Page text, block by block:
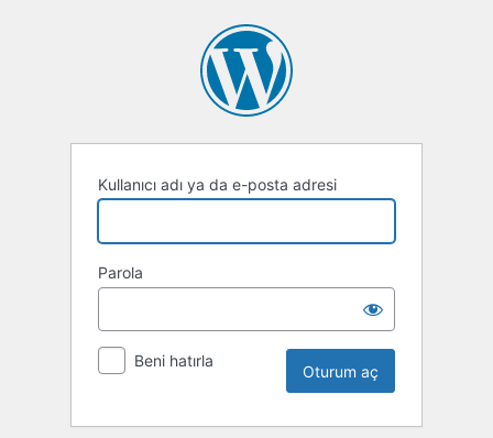
Kullanıcı adı ya da e-posta adresi
Parola
Beni hatırla